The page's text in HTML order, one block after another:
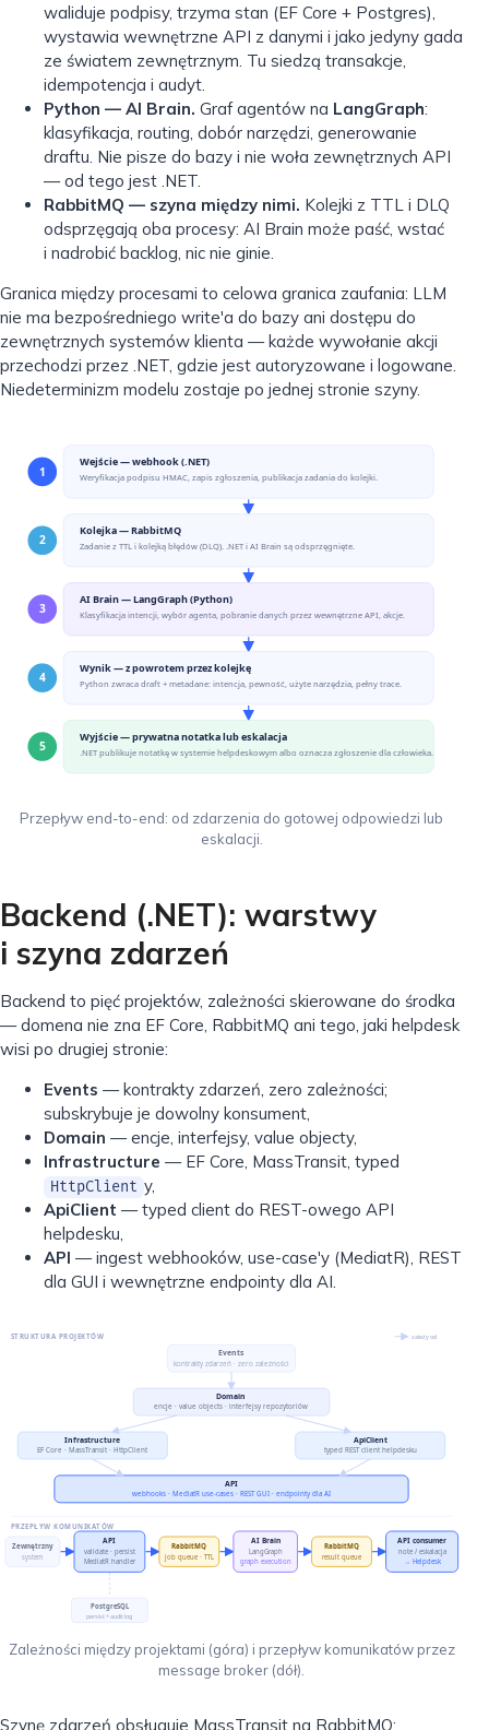
waliduje podpisy, trzyma stan (EF Core + Postgres),
wystawia wewnętrzne API z danymi i jako jedyny gada
ze światem zewnętrznym. Tu siedzą transakcje,
idempotencja i audyt.
Python — AI Brain. Graf agentów na LangGraph:
klasyfikacja, routing, dobór narzędzi, generowanie
draftu. Nie pisze do bazy i nie woła zewnętrznych API
— od tego jest .NET.
RabbitMQ — szyna między nimi. Kolejki z TTL i DLQ
odsprzęgają oba procesy: AI Brain może paść, wstać
i nadrobić backlog, nic nie ginie.
Granica między procesami to celowa granica zaufania: LLM
nie ma bezpośredniego write'a do bazy ani dostępu do
zewnętrznych systemów klienta — każde wywołanie akcji
przechodzi przez .NET, gdzie jest autoryzowane i logowane.
Niedeterminizm modelu zostaje po jednej stronie szyny.
1
Wejście — webhook (.NET)
Weryfikacja podpisu HMAC, zapis zgłoszenia, publikacja zadania do kolejki.
2
Kolejka — RabbitMQ
Zadanie z TTL i kolejką błędów (DLQ). .NET i AI Brain są odsprzęgnięte.
3
AI Brain — LangGraph (Python)
Klasyfikacja intencji, wybór agenta, pobranie danych przez wewnętrzne API, akcje.
4
Wynik — z powrotem przez kolejkę
Python zwraca draft + metadane: intencja, pewność, użyte narzędzia, pełny trace.
5
Wyjście — prywatna notatka lub eskalacja
.NET publikuje notatkę w systemie helpdeskowym albo oznacza zgłoszenie dla człowieka.
Przepływ end-to-end: od zdarzenia do gotowej odpowiedzi lub
eskalacji.
Backend (.NET): warstwy
i szyna zdarzeń
Backend to pięć projektów, zależności skierowane do środka
— domena nie zna EF Core, RabbitMQ ani tego, jaki helpdesk
wisi po drugiej stronie:
Events — kontrakty zdarzeń, zero zależności;
subskrybuje je dowolny konsument,
Domain — encje, interfejsy, value objecty,
Infrastructure — EF Core, MassTransit, typed
HttpClient y,
ApiClient — typed client do REST-owego API
helpdesku,
API — ingest webhooków, use-case'y (MediatR), REST
dla GUI i wewnętrzne endpointy dla AI.
STRUKTURA PROJEKTÓW zależy od
Events
kontrakty zdarzeń · zero zależności
Domain
encje · value objects · interfejsy repozytoriów
Infrastructure
EF Core · MassTransit · HttpClient
ApiClient
typed REST client helpdesku
API
webhooks · MediatR use-cases · REST GUI · endpointy dla AI
PRZEPŁYW KOMUNIKATÓW
Zewnętrzny
system
API
validate · persist
MediatR handler
RabbitMQ
job queue · TTL
AI Brain
LangGraph
graph execution
RabbitMQ
result queue
API consumer
note / eskalacja
→ Helpdesk
PostgreSQL
persist + audit log
Zależności między projektami (góra) i przepływ komunikatów przez
message broker (dół).
Szynę zdarzeń obsługuje MassTransit na RabbitMQ: